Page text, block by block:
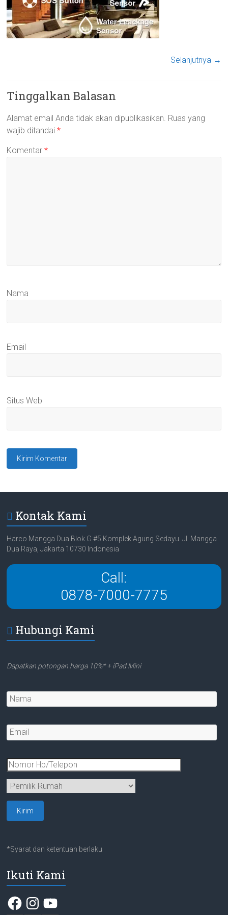
Selanjutnya →
Tinggalkan Balasan
Alamat email Anda tidak akan dipublikasikan. Ruas yang
wajib ditandai*
Komentar*
Nama
Email
Situs Web
Kontak Kami
Harco Mangga Dua Blok G #5 Komplek Agung Sedayu. Jl. Mangga
Dua Raya, Jakarta 10730 Indonesia
Call:
0878-7000-7775
Hubungi Kami
Dapatkan potongan harga 10%* + iPad Mini
*Syarat dan ketentuan berlaku
Ikuti Kami
FacebookInstagram
YouTube